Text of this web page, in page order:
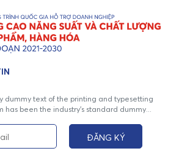
dummy text of the printing and typesetting
has been the industry's standard dummy...